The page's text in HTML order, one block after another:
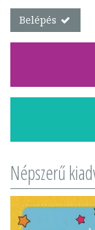
Belépés
Népszerű